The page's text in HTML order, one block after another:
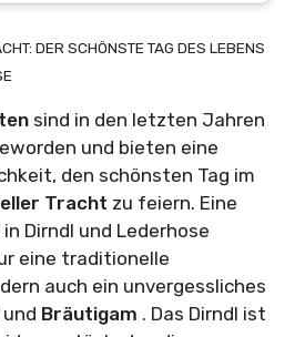
DER SCHÖNSTE TAG DES LEBENS
sind in den letzten Jahren
und bieten eine
den schönsten Tag im
Tracht zu feiern. Eine
Dirndl und Lederhose
eine traditionelle
auch ein unvergessliches
und Bräutigam . Das Dirndl ist